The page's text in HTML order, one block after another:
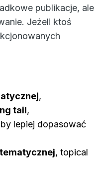
publikacje, ale
Jeżeli ktoś
,
tail,
lepiej dopasować
, topical